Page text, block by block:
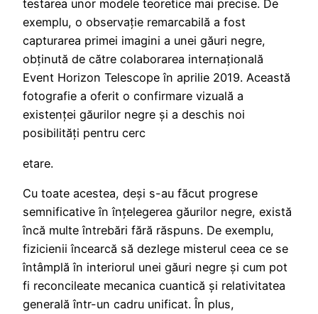
testarea unor modele teoretice mai precise. De
exemplu, o observație remarcabilă a fost
capturarea primei imagini a unei găuri negre,
obținută de către colaborarea internațională
Event Horizon Telescope în aprilie 2019. Această
fotografie a oferit o confirmare vizuală a
existenței găurilor negre și a deschis noi
posibilități pentru cerc
etare.
Cu toate acestea, deși s-au făcut progrese
semnificative în înțelegerea găurilor negre, există
încă multe întrebări fără răspuns. De exemplu,
fizicienii încearcă să dezlege misterul ceea ce se
întâmplă în interiorul unei găuri negre și cum pot
fi reconcileate mecanica cuantică și relativitatea
generală într-un cadru unificat. În plus,